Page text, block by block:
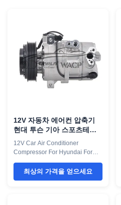
12V 자동차 에어컨 압축기
현대 투슨 기아 스포츠테이
지 97701D3500
WXHY138A
12V Car Air Conditioner
Compressor For Hyundai For
Tucson For Kia Sportage
WXHY138A Parameter: Model
Number WXHY138A Car Model
최상의 가격을 얻으세요